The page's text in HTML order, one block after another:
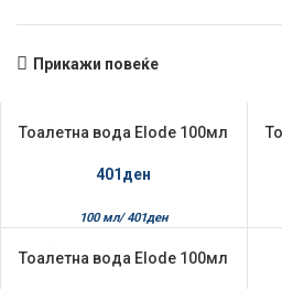
Прикажи повеќе
НЕМА НА ЗАЛИ
Тоалетна вода Elode 100мл
401ден
100 мл/ 401ден
Тоалетна вода Elode 100мл